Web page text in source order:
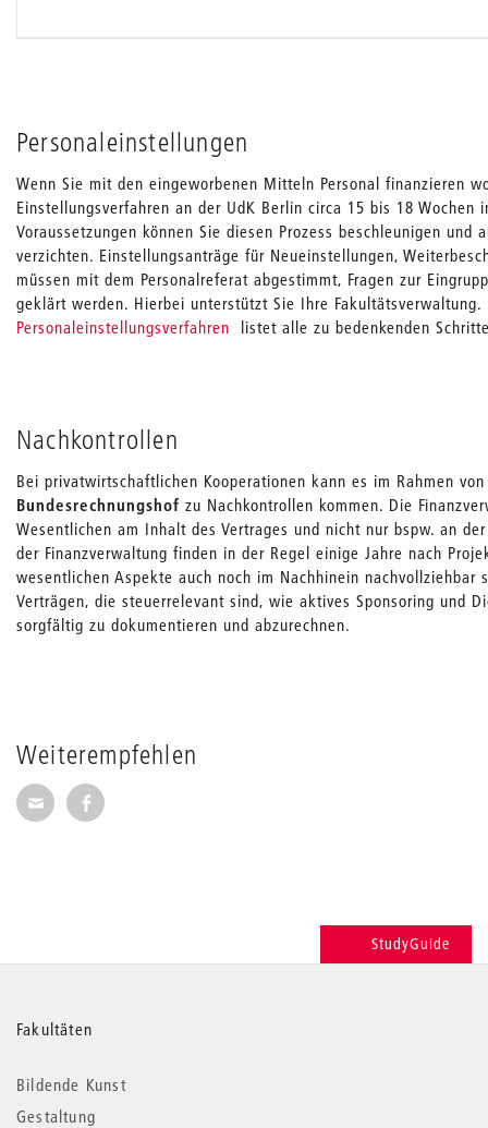
Weiterempfehlen
Seite per E-Mail weiterempfehlen
Seite auf Facebook weiterempfehlen
Personaleinstellungen
Wenn Sie mit den eingeworbenen Mitteln Personal finanzieren
Einstellungsverfahren an der UdK Berlin circa 15 bis 18 Wochen
Voraussetzungen können Sie diesen Prozess beschleunigen
verzichten. Einstellungsanträge für Neueinstellungen,
müssen mit dem Personalreferat abgestimmt, Fragen zur
geklärt werden. Hierbei unterstützt Sie Ihre
Personaleinstellungsverfahren listet alle zu bedenkenden
Nachkontrollen
Bei privatwirtschaftlichen Kooperationen kann es im Rahmen
Bundesrechnungshof zu Nachkontrollen kommen. Die
Wesentlichen am Inhalt des Vertrages und nicht nur bspw. an
der Finanzverwaltung finden in der Regel einige Jahre nach
wesentlichen Aspekte auch noch im Nachhinein
Verträgen, die steuerrelevant sind, wie aktives Sponsoring und
sorgfältig zu dokumentieren und abzurechnen.
StudyGuide
Weitere
Informationen
Fakultäten
Bildende Kunst
Gestaltung